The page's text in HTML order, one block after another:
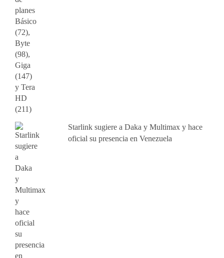
Starlink sugiere a Daka y Multimax y hace
oficial su presencia en Venezuela